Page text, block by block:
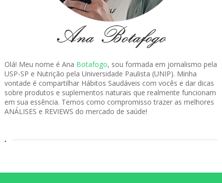
Olá! Meu nome é Ana Botafogo, sou formada em jornalismo pela
USP-SP e Nutrição pela Universidade Paulista (UNIP). Minha
vontade é compartilhar Hábitos Saudáveis com vocês e dar dicas
sobre produtos e suplementos naturais que realmente funcionam
em sua essência. Temos como compromisso trazer as melhores
ANÁLISES e REVIEWS do mercado de saúde!
.